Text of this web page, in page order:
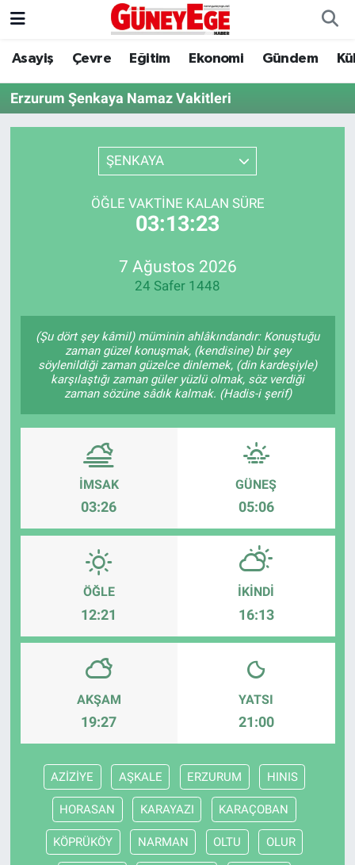
Asayiş Çevre Eğitim Ekonomi Gündem
Erzurum Şenkaya Namaz Vakitleri
ŞENKAYA
ÖĞLE VAKTINE KALAN SÜRE
03:13:23
7 Ağustos 2026
24 Safer 1448
(Şu dört şey kâmil) müminin ahlâkındandır: Konuştuğu
zaman güzel konuşmak, (kendisine) bir şey
söylenildiği zaman güzelce dinlemek, (din kardeşiyle)
karşılaştığı zaman güler yüzlü olmak, söz verdiği
zaman sözüne sâdık kalmak. (Hadis-i şerif)
İMSAK
03:26
GÜNEŞ
05:06
ÖĞLE
12:21
İKINDI
16:13
AKŞAM
19:27
YATSI
21:00
AZİZİYE AŞKALE ERZURUM HINIS
HORASAN KARAYAZI KARAÇOBAN
KÖPRÜKÖY NARMAN OLTU OLUR
Asayiş
Çevre
Kültür Sanat
Politika
Sağlık
Spor
Yaşam
Tarım
İstanbul Hava Durumu
İstanbul Trafik Yoğunluk Haritası
Son Dakika Haberleri